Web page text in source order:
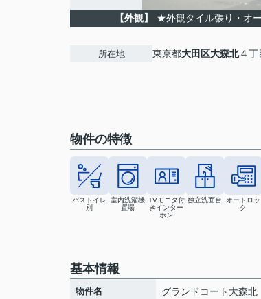
【外観】 ★外観タイル張り・オ
所在地 東京都大田区大森北４丁
物件の特徴
バストイレ
別
室内洗濯機
置場
TVモニタ付
きインター
ホン
独立洗面台
オートロッ
ク
基本情報
物件名 グランドコート大森北